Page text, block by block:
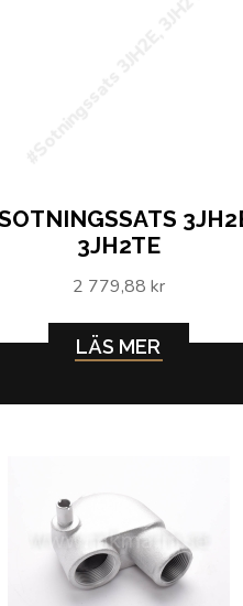
3JH2TE
2 779,88 kr
LÄS MER